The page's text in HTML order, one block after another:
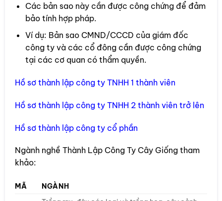
Các bản sao này cần được công chứng để đảm
bảo tính hợp pháp.
Ví dụ: Bản sao CMND/CCCD của giám đốc
công ty và các cổ đông cần được công chứng
tại các cơ quan có thẩm quyền.
Hồ sơ thành lập công ty TNHH 1 thành viên
Hồ sơ thành lập công ty TNHH 2 thành viên trở lên
Hồ sơ thành lập công ty cổ phần
Ngành nghề Thành Lập Công Ty Cây Giống tham
khảo:
MÃ NGÀNH